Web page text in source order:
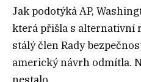
Jak podotýká AP,
která přišla s alternativní
stálý člen Rady
americký návrh odmítla.